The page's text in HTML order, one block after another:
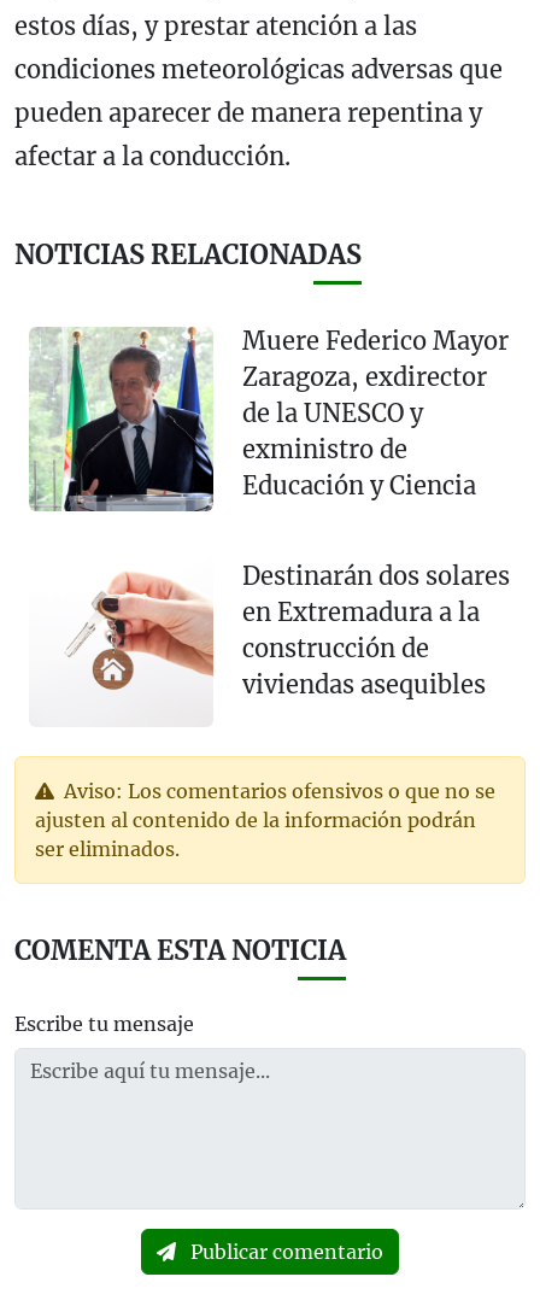
estos días, y prestar atención a las
condiciones meteorológicas adversas que
pueden aparecer de manera repentina y
afectar a la conducción.
NOTICIAS RELACIONADAS
Muere Federico Mayor
Zaragoza, exdirector
de la UNESCO y
exministro de
Educación y Ciencia
Destinarán dos solares
en Extremadura a la
construcción de
viviendas asequibles
Aviso: Los comentarios ofensivos o que no se
ajusten al contenido de la información podrán
ser eliminados.
COMENTA ESTA NOTICIA
Escribe tu mensaje
Publicar comentario